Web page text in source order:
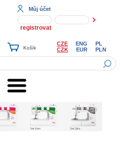
Můj účet
registrovat
CZE ENG
PL
CZK
EUR PLN